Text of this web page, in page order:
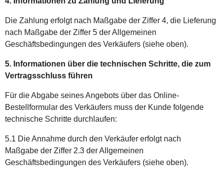
Die Zahlung erfolgt nach Maßgabe der Ziffer 4, die Lieferung
nach Maßgabe der Ziffer 5 der Allgemeinen
Geschäftsbedingungen des Verkäufers (siehe oben).
5. Informationen über die technischen Schritte, die zum
Vertragsschluss führen
Für die Abgabe seines Angebots über das Online-
Bestellformular des Verkäufers muss der Kunde folgende
technische Schritte durchlaufen:
5.1 Die Annahme durch den Verkäufer erfolgt nach
Maßgabe der Ziffer 2.3 der Allgemeinen
Geschäftsbedingungen des Verkäufers (siehe oben).